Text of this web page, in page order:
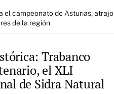
el campeonato de Asturias, atrajo
de la región
Trabanco
el XLI
de Sidra Natural